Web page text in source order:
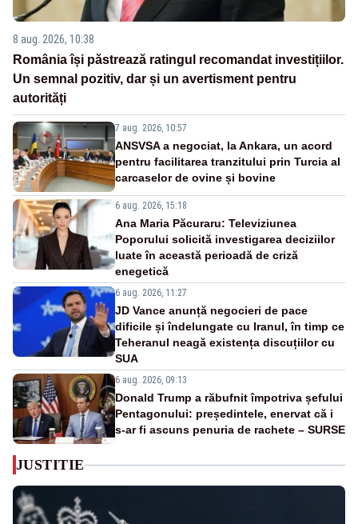
8 aug. 2026, 10:38
România își păstrează ratingul recomandat investițiilor.
Un semnal pozitiv, dar și un avertisment pentru
autorități
7 aug. 2026, 10:57
ANSVSA a negociat, la Ankara, un acord
pentru facilitarea tranzitului prin Turcia al
carcaselor de ovine și bovine
6 aug. 2026, 15:18
Ana Maria Păcuraru: Televiziunea
Poporului solicită investigarea deciziilor
luate în această perioadă de criză
enegetică
6 aug. 2026, 11:27
JD Vance anunță negocieri de pace
dificile și îndelungate cu Iranul, în timp ce
Teheranul neagă existența discuțiilor cu
SUA
6 aug. 2026, 09:13
Donald Trump a răbufnit împotriva șefului
Pentagonului: președintele, enervat că i
s-ar fi ascuns penuria de rachete – SURSE
JUSTITIE